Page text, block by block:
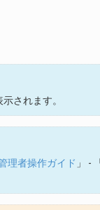
されます。
理者操作ガイド 」 -